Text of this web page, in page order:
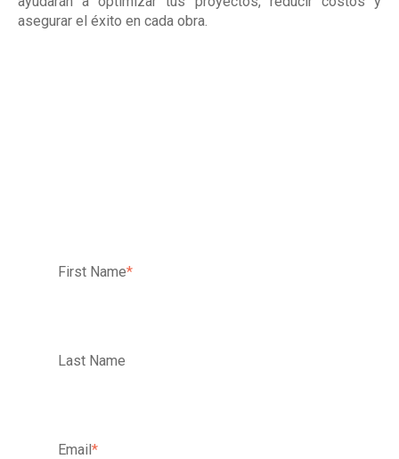
asegurar el éxito en cada obra.
First Name*
Last Name
Email*